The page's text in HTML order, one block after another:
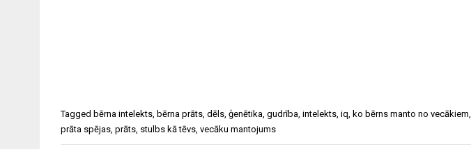
Tagged bērna intelekts, bērna prāts, dēls, ģenētika, gudrība, intelekts, iq, ko bērns manto no vecākiem,
prāta spējas, prāts, stulbs kā tēvs, vecāku mantojums